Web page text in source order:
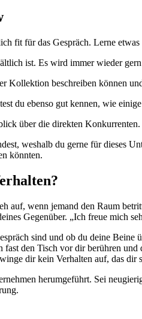
fit für das Gespräch. Lerne
ist. Es wird immer wieder
Kollektion beschreiben können
du ebenso gut kennen, wie
über die direkten Konkurrenten.
weshalb du gerne für dieses
könnten.
auf, wenn jemand den Raum
Gegenüber. „Ich freue mich
sind und ob du deine Beine
fast den Tisch vor dir berühren
dir kein Verhalten auf, das dir
herumgeführt. Sei